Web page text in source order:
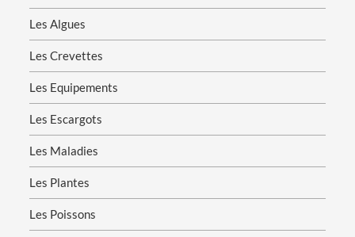
Les Algues
Les Crevettes
Les Equipements
Les Escargots
Les Maladies
Les Plantes
Les Poissons